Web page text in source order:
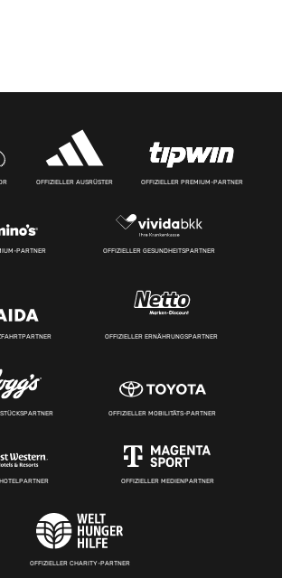
OFFIZIELLER AUSRÜSTER OFFIZIELLER PREMIUM-PARTNER
PARTNER OFFIZIELLER GESUNDHEITSPARTNER
OFFIZIELLER ERNÄHRUNGSPARTNER
OFFIZIELLER MOBILITÄTS-PARTNER
OFFIZIELLER MEDIENPARTNER
OFFIZIELLER CHARITY-PARTNER